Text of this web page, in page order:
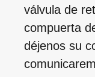
válvula de
compuerta
déjenos su